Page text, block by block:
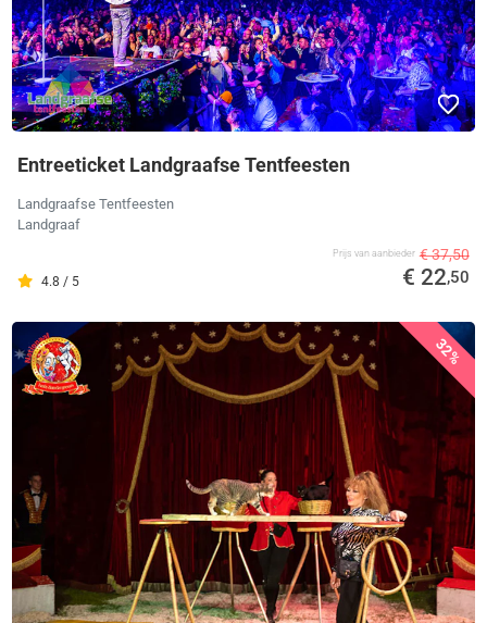
Entreeticket Landgraafse Tentfeesten
Landgraafse Tentfeesten
Landgraaf
4.8 / 5
Prijs van aanbieder € 37,50
€ 22,50
32%